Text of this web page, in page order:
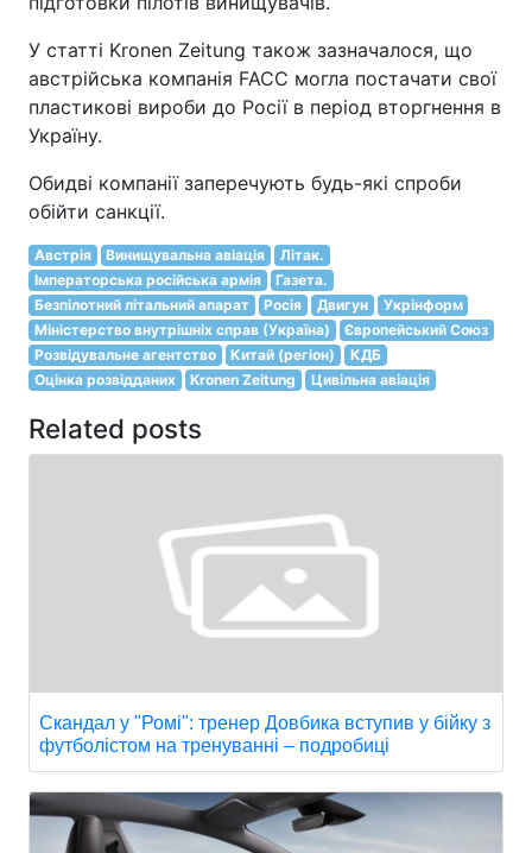
У статті Kronen Zeitung також зазначалося, що
австрійська компанія FACC могла постачати свої
пластикові вироби до Росії в період вторгнення в
Україну.
Обидві компанії заперечують будь-які спроби
обійти санкції.
Австрія Винищувальна авіація
Літак.
Імператорська російська армія
Газета.
Безпілотний літальний апарат
Росія Двигун
Укрінформ
Міністерство внутрішніх справ (Україна)
Європейський Союз
Розвідувальне агентство
Китай (регіон)
КДБ
Оцінка розвідданих
Kronen Zeitung Цивільна авіація
Related posts
Скандал у "Ромі": тренер Довбика вступив у бійку з
футболістом на тренуванні – подробиці